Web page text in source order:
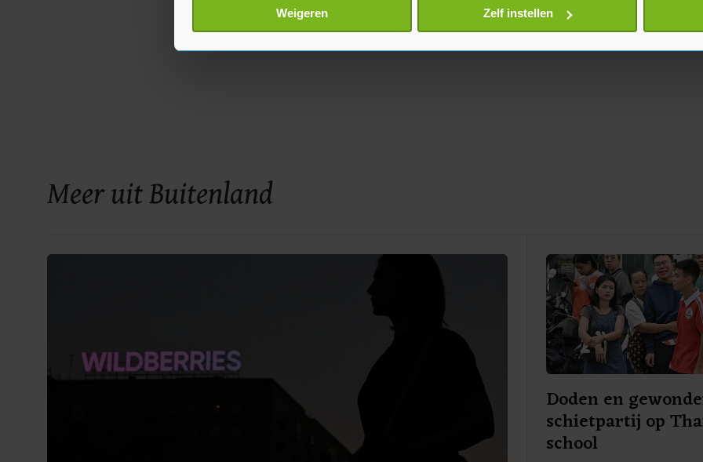
Lees meer over hoe uw persoonlijke gegevens worden verwerkt en stel uw voorkeuren in het
toestemming op elk moment wijzigen of intrekken in de Cookieverklaring.
Weigeren Zelf instellen
Meer uit Buitenland
Doden en
schietpartij op
school